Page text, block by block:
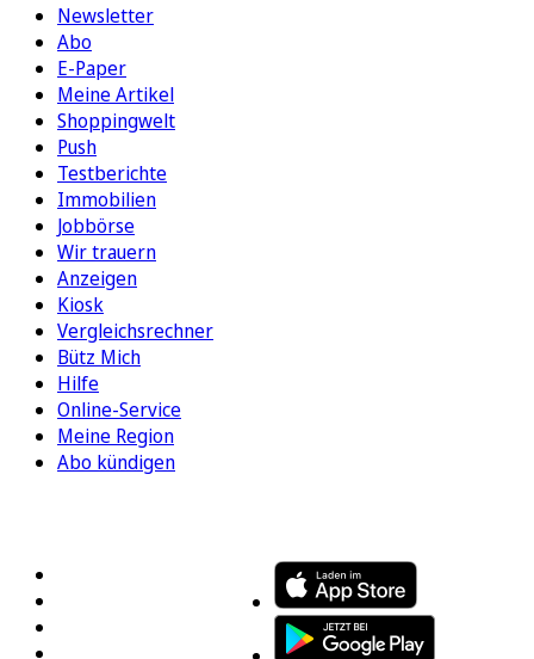
Newsletter
Abo
E-Paper
Meine Artikel
Shoppingwelt
Push
Testberichte
Immobilien
Jobbörse
Wir trauern
Anzeigen
Kiosk
Vergleichsrechner
Bütz Mich
Hilfe
Online-Service
Meine Region
Abo kündigen